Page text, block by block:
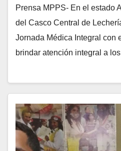
Prensa MPPS- En el estado
del Casco Central de
Jornada Médica Integral con
brindar atención integral a